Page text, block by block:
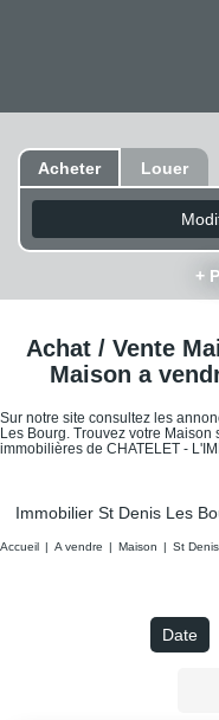
Acheter Louer
+
Achat / Vente
Maison a
Sur notre site consultez les
Les Bourg. Trouvez votre
immobilières de CHATELET -
Immobilier St Denis Les
Accueil A vendre Maison St
Date